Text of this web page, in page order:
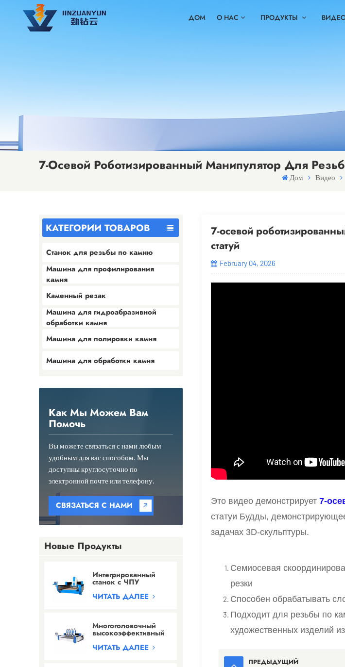
ДОМ О НАС ПРОДУКТЫ
7-Осевой Роботизированный Манипулятор Для
Дом Видео
КАТЕГОРИИ ТОВАРОВ
Станок для резьбы по камню
Машина для профилирования
камня
Каменный резак
Машина для гидроабразивной
обработки камня
Машина для полировки камня
Машина для обработки камня
Как Мы Можем Вам
Помочь
Вы можете связаться с нами любым
удобным для вас способом. Мы
доступны круглосуточно по
электронной почте или телефону.
СВЯЗАТЬСЯ С НАМИ
Новые Продукты
Интегрированный
станок с ЧПУ
профилирования
ЧИТАТЬ ДАЛЕЕ
Многоголовочный
высокоэффективный
гравировальный
станок с ЧПУ для
резьбы по граниту/
ЧИТАТЬ ДАЛЕЕ
7-осевой
статуй
February 04, 2026
Это видео демонстрирует7-
статуи Будды,
задачах 3D-скульптуры.
Семиосевая
резки
Способен обрабатывать
Подходит для резьбы по
художественных изделий
ПРЕДЫДУЩИЙ